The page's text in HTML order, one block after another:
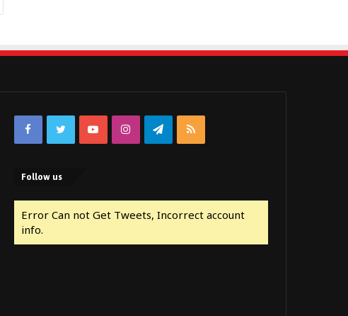
FacebookTwitterYouTubeInstagramTelegram
RSS
Follow us
Error Can not Get Tweets, Incorrect account
info.